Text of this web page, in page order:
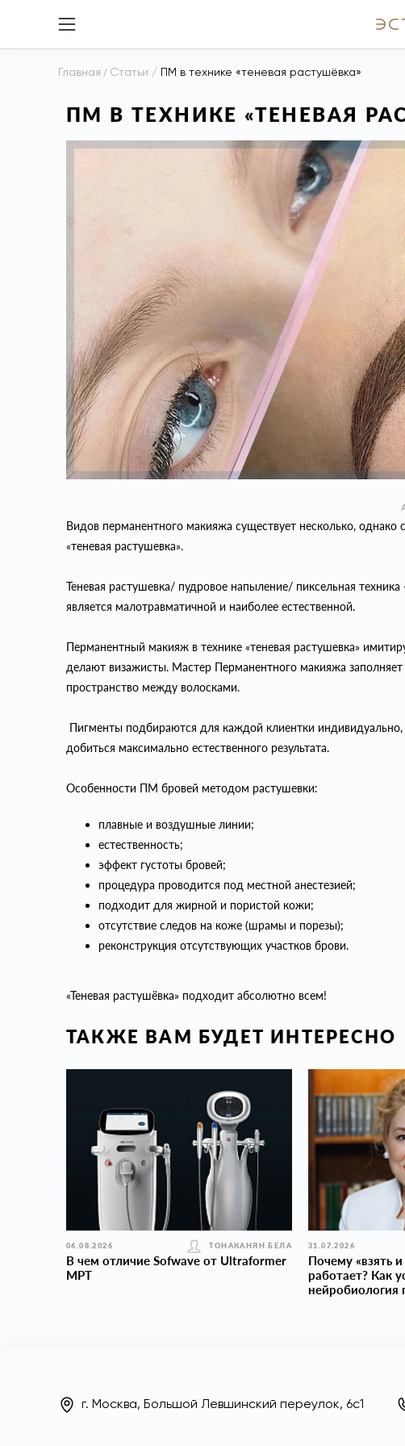
Главная / Статьи / ПМ в технике «теневая растушёвка»
ПМ В ТЕХНИКЕ «ТЕНЕВАЯ
Видов перманентного макияжа существует несколько, однако
«теневая растушевка».
Теневая растушевка/ пудровое напыление/ пиксельная
является малотравматичной и наиболее естественной.
Перманентный макияж в технике «теневая растушевка»
делают визажисты. Мастер Перманентного макияжа
пространство между волосками.
Пигменты подбираются для каждой клиентки индивидуально,
добиться максимально естественного результата.
Особенности ПМ бровей методом растушевки:
плавные и воздушные линии;
естественность;
эффект густоты бровей;
процедура проводится под местной анестезией;
подходит для жирной и пористой кожи;
отсутствие следов на коже (шрамы и порезы);
реконструкция отсутствующих участков брови.
«Теневая растушёвка» подходит абсолютно всем!
ТАКЖЕ ВАМ БУДЕТ ИНТЕРЕСНО
06.08.2026 ТОНАКАНЯН БЕЛА
В чем отличие Sofwave от Ultraformer
MPT
31.07.2026
Почему «взять
работает? Как
нейробиология
г. Москва, Большой Левшинский переулок, 6с1